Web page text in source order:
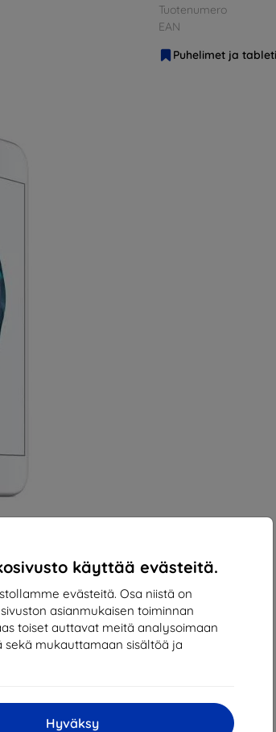
käyttää evästeitä.
evästeitä. Osa niistä on
asianmukaisen toiminnan
toiset auttavat meitä analysoimaan
sekä mukauttamaan sisältöä ja
Hyväksy
Tuotenumero
EAN
Puhelimet ja